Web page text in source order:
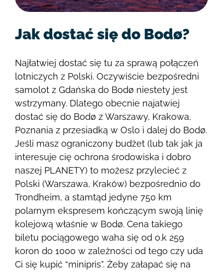
Jak dostać się do Bodø?
Najłatwiej dostać się tu za sprawą połączeń
lotniczych z Polski. Oczywiście bezpośredni
samolot z Gdańska do Bodø niestety jest
wstrzymany. Dlatego obecnie najatwiej
dostać się do Bodø z Warszawy, Krakowa,
Poznania z przesiadką w Oslo i dalej do Bodø.
Jeśli masz ograniczony budżet (lub tak jak ja
interesuje cię ochrona środowiska i dobro
naszej PLANETY) to możesz przylecieć z
Polski (Warszawa, Kraków) bezpośrednio do
Trondheim, a stamtąd jedyne 750 km
polarnym ekspresem kończącym swoją linię
kolejową właśnie w Bodø. Cena takiego
biletu pociągowego waha się od o.k 259
koron do 1000 w zależności od tego czy uda
Ci się kupić “minipris”. Żeby załapać się na